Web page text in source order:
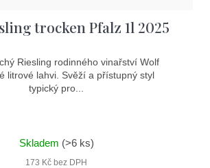
trocken Pfalz 1l 2025
Riesling rodinného vinařství Wolf
litrové lahvi. Svěží a přístupný styl
typický pro...
Skladem (>6 ks)
173 Kč bez DPH